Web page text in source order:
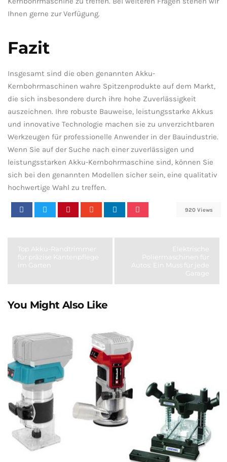
⁢Ihnen ​gerne zur Verfügung.
Fazit
Insgesamt sind die ⁣oben genannten ‌Akku-
Kernbohrmaschinen wahre Spitzenprodukte auf dem Markt,
die sich ‌insbesondere​ durch ihre hohe Zuverlässigkeit
auszeichnen. Ihre⁤ robuste Bauweise, leistungsstarke Akkus
und ​innovative ⁢Technologie machen ⁤sie ⁢zu unverzichtbaren
Werkzeugen für professionelle Anwender in der ⁢Bauindustrie.
Wenn Sie auf der‍ Suche nach einer zuverlässigen und
leistungsstarken Akku-Kernbohrmaschine sind, können Sie
sich bei ​den genannten ⁤Modellen sicher sein, ​eine ‍qualitativ
hochwertige Wahl zu treffen.
920 Views
Top Akku-Randtrimmer
für präzise Kantenpflege
im Garten
Elektrische
Poliermaschinen für
Autos: Ein Muss für jede
Garage
You Might Also Like